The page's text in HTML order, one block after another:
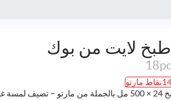
لايت من بوك
بوك كريمة طبخ 24 × 500 مل بالجملة من مارتو –